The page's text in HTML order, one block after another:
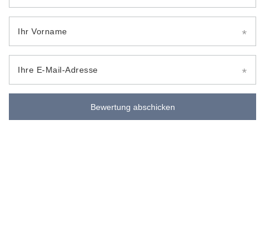
Ihr Vorname
Ihre E-Mail-Adresse
Bewertung abschicken